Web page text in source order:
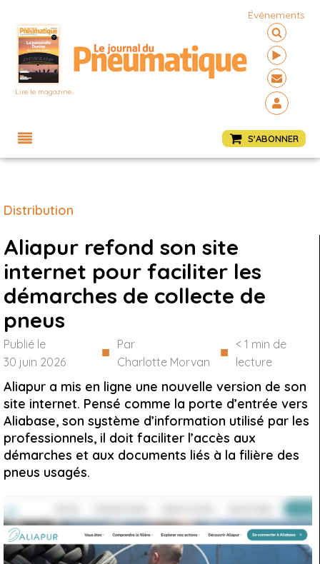
Lire le magazine
Événements
S'ABONNER
Distribution
Aliapur refond son site
internet pour faciliter les
démarches de collecte de
pneus
Publié le
30 juin 2026
■ Par
Charlotte Morvan
■ < 1 min de
lecture
Aliapur a mis en ligne une nouvelle version de son
site internet. Pensé comme la porte d’entrée vers
Aliabase, son système d’information utilisé par les
professionnels, il doit faciliter l’accès aux
démarches et aux documents liés à la filière des
pneus usagés.